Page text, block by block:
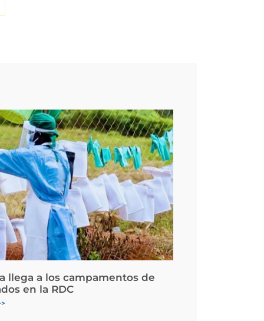
llega a los campamentos de
en la RDC